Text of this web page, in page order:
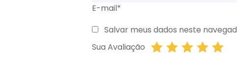
E-mail*
Salvar meus dados neste
Sua Avaliação